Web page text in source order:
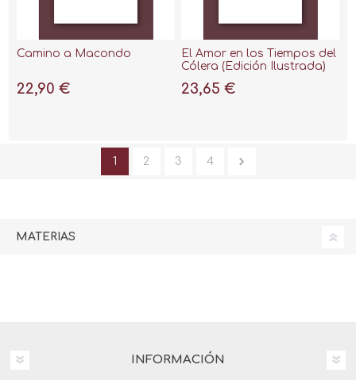
Camino a Macondo
22,90 €
El Amor en los Tiempos del
Cólera (Edición Ilustrada)
23,65 €
1 2 3 4
MATERIAS
INFORMACIÓN